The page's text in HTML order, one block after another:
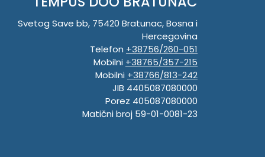
Svetog Save bb, 75420 Bratunac, Bosna i
Hercegovina
Telefon +38756/260-051
Mobilni +38765/357-215
Mobilni +38766/813-242
JIB 4405087080000
Porez 405087080000
Matični broj 59-01-0081-23